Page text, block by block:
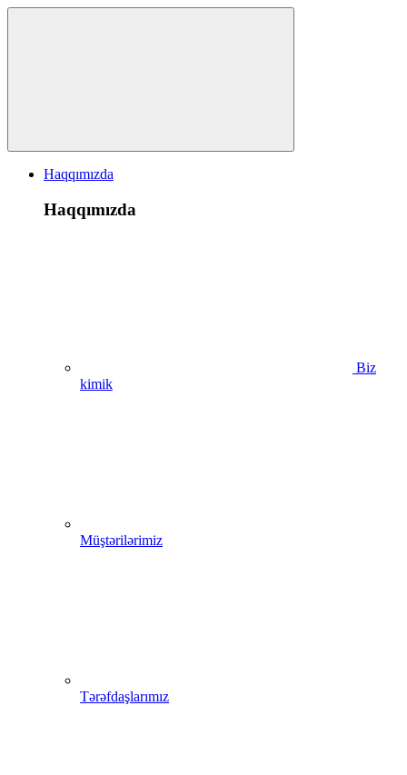
Haqqımızda
Haqqımızda
Biz
kimik
Müştərilərimiz
Tərəfdaşlarımız